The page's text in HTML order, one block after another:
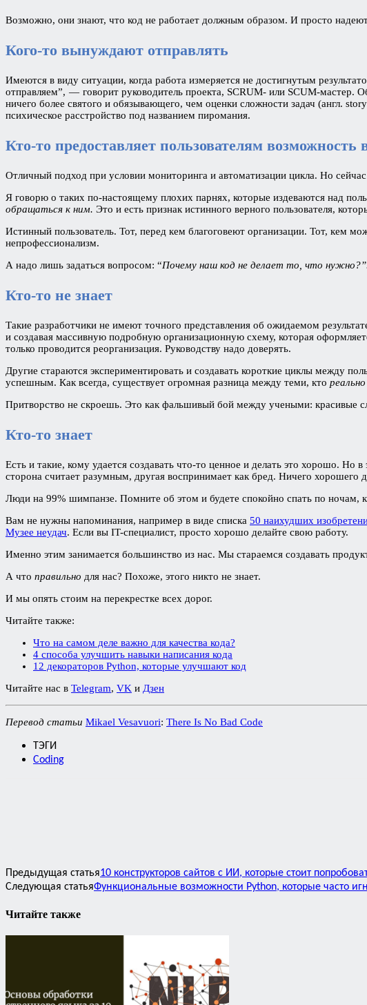
Возможно, они знают, что код не работает должным образом. И просто
Кого-то вынуждают отправлять
Имеются в виду ситуации, когда работа измеряется не достигнутым
отправляем”, — говорит руководитель проекта, SCRUM- или SCUM-мастер.
ничего более святого и обязывающего, чем оценки сложности задач (англ.
психическое расстройство под названием пиромания.
Кто-то предоставляет пользователям
Отличный подход при условии мониторинга и автоматизации цикла. Но
Я говорю о таких по-настоящему плохих парнях, которые издеваются над
обращаться к ним. Это и есть признак истинного верного пользователя,
Истинный пользователь. Тот, перед кем благоговеют организации. Тот, кем
непрофессионализм.
А надо лишь задаться вопросом: “Почему наш код не делает то, что
Кто-то не знает
Такие разработчики не имеют точного представления об ожидаемом
и создавая массивную подробную организационную схему, которая
только проводится реорганизация. Руководству надо доверять.
Другие стараются экспериментировать и создавать короткие циклы между
успешным. Как всегда, существует огромная разница между теми, кто
Притворство не скроешь. Это как фальшивый бой между учеными: красивые
Кто-то знает
Есть и такие, кому удается создавать что-то ценное и делать это хорошо. Но
сторона считает разумным, другая воспринимает как бред. Ничего хорошего
Люди на 99% шимпанзе. Помните об этом и будете спокойно спать по ночам,
Вам не нужны напоминания, например в виде списка 50 наихудших
Музее неудач. Если вы IT-специалист, просто хорошо делайте свою работу.
Именно этим занимается большинство из нас. Мы стараемся создавать
А что правильно для нас? Похоже, этого никто не знает.
И мы опять стоим на перекрестке всех дорог.
Читайте также:
Что на самом деле важно для качества кода?
4 способа улучшить навыки написания кода
12 декораторов Python, которые улучшают код
Читайте нас в Telegram, VK и Дзен
Перевод статьи Mikael Vesavuori: There Is No Bad Code
ТЭГИ
Coding
Предыдущая статья10 конструкторов сайтов с ИИ, которые стоит
Следующая статьяФункциональные возможности Python, которые часто
Читайте также